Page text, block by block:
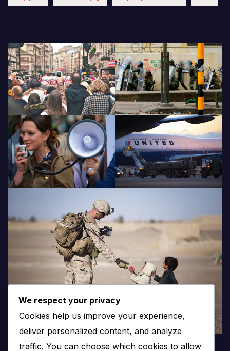
We respect your privacy
Cookies help us improve your experience,
deliver personalized content, and analyze
traffic. You can choose which cookies to allow